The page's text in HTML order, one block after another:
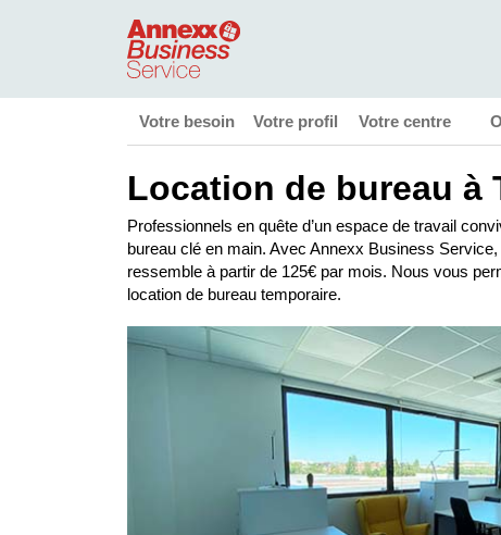
Votre besoin Votre profil Votre centre
Location de bureau à
Professionnels en quête d’un espace de travail
bureau clé en main. Avec Annexx Business
ressemble à partir de 125€ par mois. Nous vous
location de bureau temporaire.